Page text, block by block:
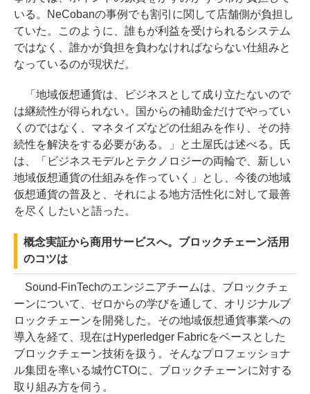
いる。NeCobanの事例でも割引に関して店舗側が負担し
ていた。このように、誰もが利益を受けられるシステム
ではなく、誰かが負担を負わなければならない仕組みと
なっているのが現状だ。
「地域仮想通貨は、ビジネスとして成り立たないので
は継続性が得られない。国からの補助金だけでやってい
くのではなく、マネタイズなどの仕組みを作り、その持
続性を解決をする必要がある。」と土屋氏は述べる。氏
は、「ビジネスモデルとテクノロジーの両輪で、新しい
地域仮想通貨の仕組みを作っていく」とし、今後の地域
仮想通貨の普及と、それによる地方活性化に対して最善
を尽くしたいと語った。
概念実証から商用サービスへ。ブロックチェーン活用
のコツは
Sound-FinTechのエンジニアチームは、ブロックチェ
ーンについて、ゼロからの学びを通して、オリジナルブ
ロックチェーンを開発した。その地域仮想通貨事業への
導入を経て、現在はHyperledger Fabricをベースとした
ブロックチェーン技術を扱う。そんなプロフェッショナ
ル集団を率いる城竹CTOに、ブロックチェーンに対する
取り組み方を伺う。